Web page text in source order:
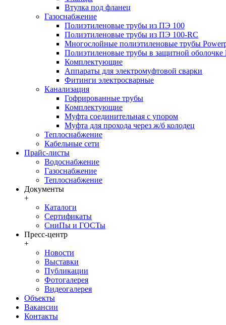
Втулка под фланец
Газоснабжение
Полиэтиленовые трубы из ПЭ 100
Полиэтиленовые трубы из ПЭ 100-RC
Многослойные полиэтиленовые трубы
Полиэтиленовые трубы в защитной оболочке
Комплектующие
Аппараты для электромуфтовой сварки
Фитинги электросварные
Канализация
Гофрированные трубы
Комплектующие
Муфта соединительная с упором
Муфта для прохода через ж/б колодец
Теплоснабжение
Кабельные сети
Прайс-листы
Водоснабжение
Газоснабжение
Теплоснабжение
Документы
+
Каталоги
Сертификаты
СниПы и ГОСТы
Пресс-центр
+
Новости
Выставки
Публикации
Фотогалерея
Видеогалерея
Объекты
Вакансии
Контакты